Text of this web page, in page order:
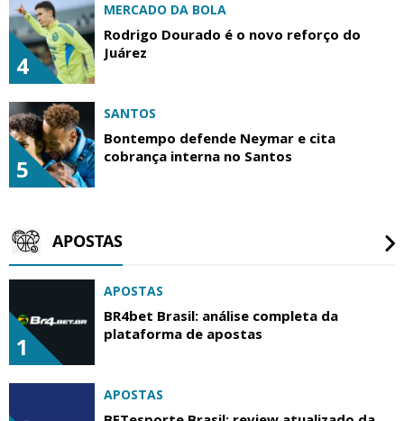
4
MERCADO DA BOLA
Rodrigo Dourado é o novo reforço do
Juárez
5
SANTOS
Bontempo defende Neymar e cita
cobrança interna no Santos
APOSTAS
1
APOSTAS
BR4bet Brasil: análise completa da
plataforma de apostas
APOSTAS